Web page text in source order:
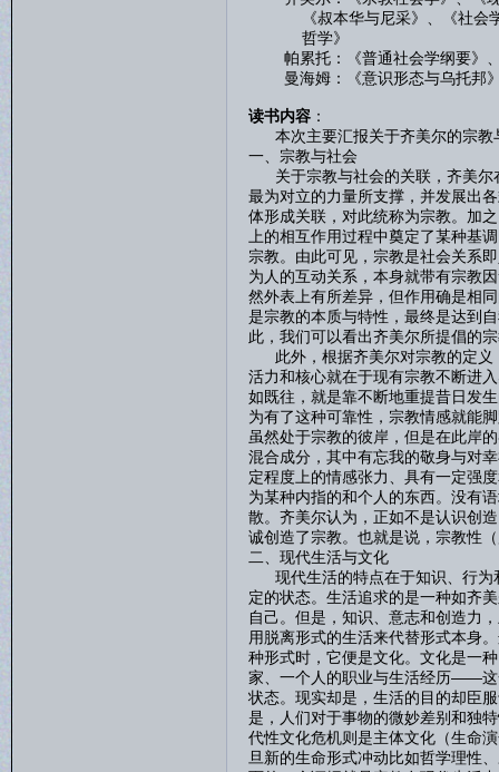
《叔本华与尼采》、《社会学--
哲学》
帕累托：《普通社会学纲要》、
曼海姆：《意识形态与乌托邦》
读书内容：
本次主要汇报关于齐美尔的宗教
一、宗教与社会
关于宗教与社会的关联，齐美尔
最为对立的力量所支撑，并发展出
体形成关联，对此统称为宗教。加
上的相互作用过程中奠定了某种基
宗教。由此可见，宗教是社会关系
为人的互动关系，本身就带有宗教
然外表上有所差异，但作用确是相
是宗教的本质与特性，最终是达到
此，我们可以看出齐美尔所提倡的
此外，根据齐美尔对宗教的定义
活力和核心就在于现有宗教不断进
如既往，就是靠不断地重提昔日发
为有了这种可靠性，宗教情感就能
虽然处于宗教的彼岸，但是在此岸
混合成分，其中有忘我的敬身与对
定程度上的情感张力、具有一定强
为某种内指的和个人的东西。没有
散。齐美尔认为，正如不是认识创
诚创造了宗教。也就是说，宗教性
二、现代生活与文化
现代生活的特点在于知识、行为
定的状态。生活追求的是一种如齐
自己。但是，知识、意志和创造力
用脱离形式的生活来代替形式本身
种形式时，它便是文化。文化是一
家、一个人的职业与生活经历——这
状态。现实却是，生活的目的却臣
是，人们对于事物的微妙差别和独
代性文化危机则是主体文化（生命
旦新的生命形式冲动比如哲学理性